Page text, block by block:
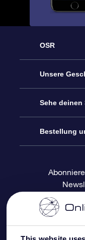
OSR
Service
Kontakt
Blog
Bewertungen
Unsere
Sterne
OSR-
OSR-
Sehe deinen
Sternregister
One Million
Bestellung